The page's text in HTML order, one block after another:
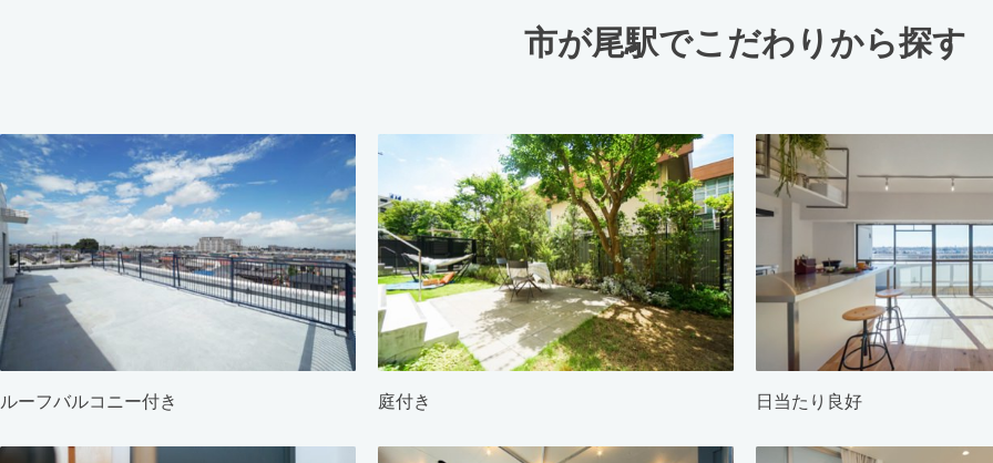
市が尾駅でこだわりから探す
ルーフバルコニー付き 庭付き 日当たり良好